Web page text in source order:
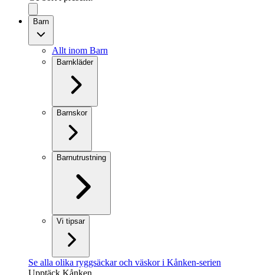
Barn
Allt inom Barn
Barnkläder
Barnskor
Barnutrustning
Vi tipsar
Se alla olika ryggsäckar och väskor i Kånken-serien
Upptäck Kånken